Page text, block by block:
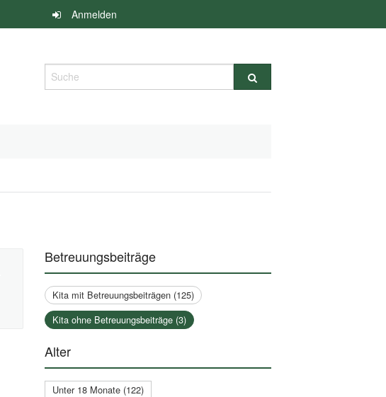
Anmelden
Suche
Betreuungsbeiträge
Kita mit Betreuungsbeiträgen (125)
Kita ohne Betreuungsbeiträge (3)
Alter
Unter 18 Monate (122)